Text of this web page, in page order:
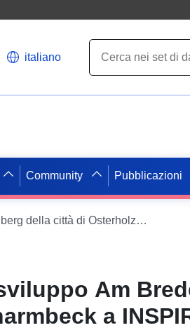
italiano
Community Pubblicazioni
ATOM alimenta il piano di sviluppo Am Bredenberg della città di Osterholz-Scharmbeck a INSPIRE PLU
Am
a